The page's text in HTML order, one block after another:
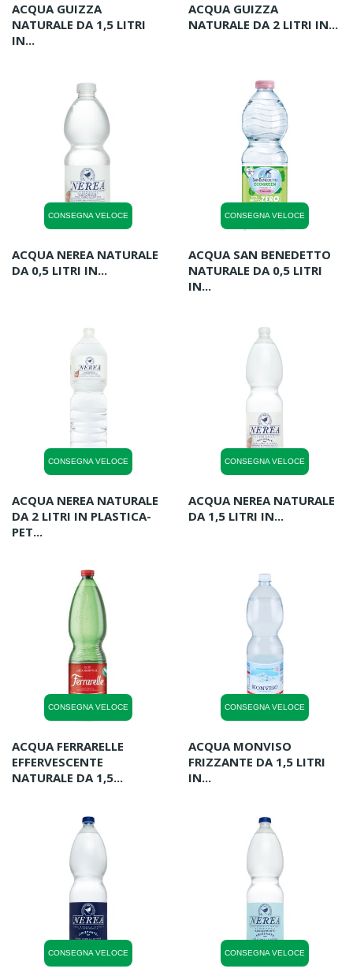
ACQUA GUIZZA
NATURALE DA 1,5 LITRI
IN...
ACQUA GUIZZA
NATURALE DA 2 LITRI IN...
CONSEGNA VELOCE
ACQUA NEREA NATURALE
DA 0,5 LITRI IN...
CONSEGNA VELOCE
ACQUA SAN BENEDETTO
NATURALE DA 0,5 LITRI
IN...
CONSEGNA VELOCE
ACQUA NEREA NATURALE
DA 2 LITRI IN PLASTICA-
PET...
CONSEGNA VELOCE
ACQUA NEREA NATURALE
DA 1,5 LITRI IN...
CONSEGNA VELOCE
ACQUA FERRARELLE
EFFERVESCENTE
NATURALE DA 1,5...
CONSEGNA VELOCE
ACQUA MONVISO
FRIZZANTE DA 1,5 LITRI
IN...
CONSEGNA VELOCE CONSEGNA VELOCE